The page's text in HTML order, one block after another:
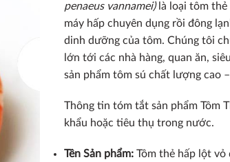
penaeus vannamei)là loại tôm thẻ
máy hấp chuyên dụng rồi đông
dinh dưỡng của tôm. Chúng tôi
lớn tới các nhà hàng, quan ăn,
sản phẩm tôm sú chất lượng cao
Thông tin tóm tắt sản phẩm Tôm
khẩu hoặc tiêu thụ trong nước.
Tên Sản phẩm:Tôm thẻ hấp lột vỏ